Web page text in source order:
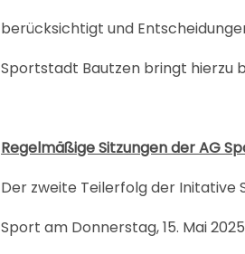
berücksichtigt und
Sportstadt Bautzen bringt hierzu
Regelmäßige Sitzungen der AG
Der zweite Teilerfolg der Initative
Sport am Donnerstag, 15. Mai